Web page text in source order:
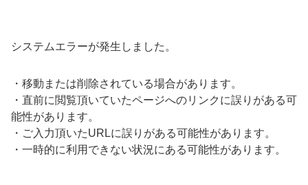
システムエラーが発生しました。
・ 移動または削除されている場合があります。
・ 直前に閲覧頂いていたページへのリンクに誤りがある可
能性があります。
・ ご入力頂いたURLに誤りがある可能性があります。
・ 一時的に利用できない状況にある可能性があります。